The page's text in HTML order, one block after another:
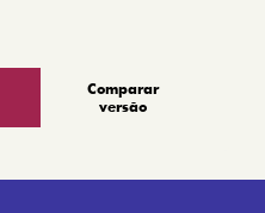
Comparar
versão